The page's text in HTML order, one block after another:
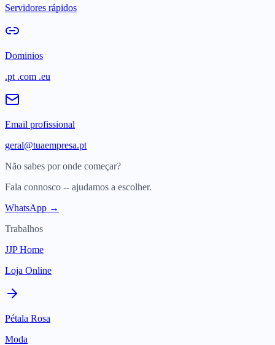
Servidores rápidos
Dominios
.pt .com .eu
Email profissional
geral@tuaempresa.pt
Não sabes por onde começar?
Fala connosco -- ajudamos a escolher.
WhatsApp →
Trabalhos
JJP Home
Loja Online
Pétala Rosa
Moda